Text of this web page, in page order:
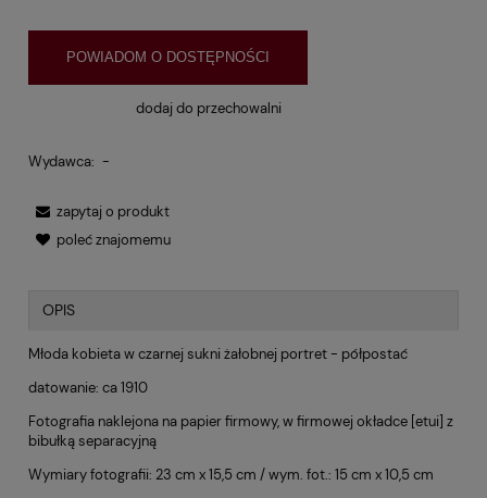
POWIADOM O DOSTĘPNOŚCI
dodaj do przechowalni
Wydawca: -
zapytaj o produkt
poleć znajomemu
OPIS
Młoda kobieta w czarnej sukni żałobnej portret - półpostać
datowanie: ca 1910
Fotografia naklejona na papier firmowy, w firmowej okładce [etui] z
bibułką separacyjną
Wymiary fotografii: 23 cm x 15,5 cm / wym. fot.: 15 cm x 10,5 cm